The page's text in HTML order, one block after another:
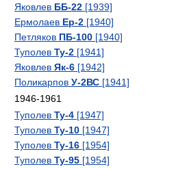
Яковлев ББ-22 [1939]
Ермолаев Ер-2 [1940]
Петляков ПБ-100 [1940]
Туполев Ту-2 [1941]
Яковлев Як-6 [1942]
Поликарпов У-2ВС [1941]
1946-1961
Туполев Ту-4 [1947]
Туполев Ту-10 [1947]
Туполев Ту-16 [1954]
Туполев Ту-95 [1954]